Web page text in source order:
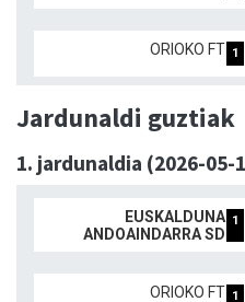
ORIOKO FT 1
Jardunaldi guztiak
1. jardunaldia (2026-05-
EUSKALDUNA
ANDOAINDARRA SD
1
ORIOKO FT 1